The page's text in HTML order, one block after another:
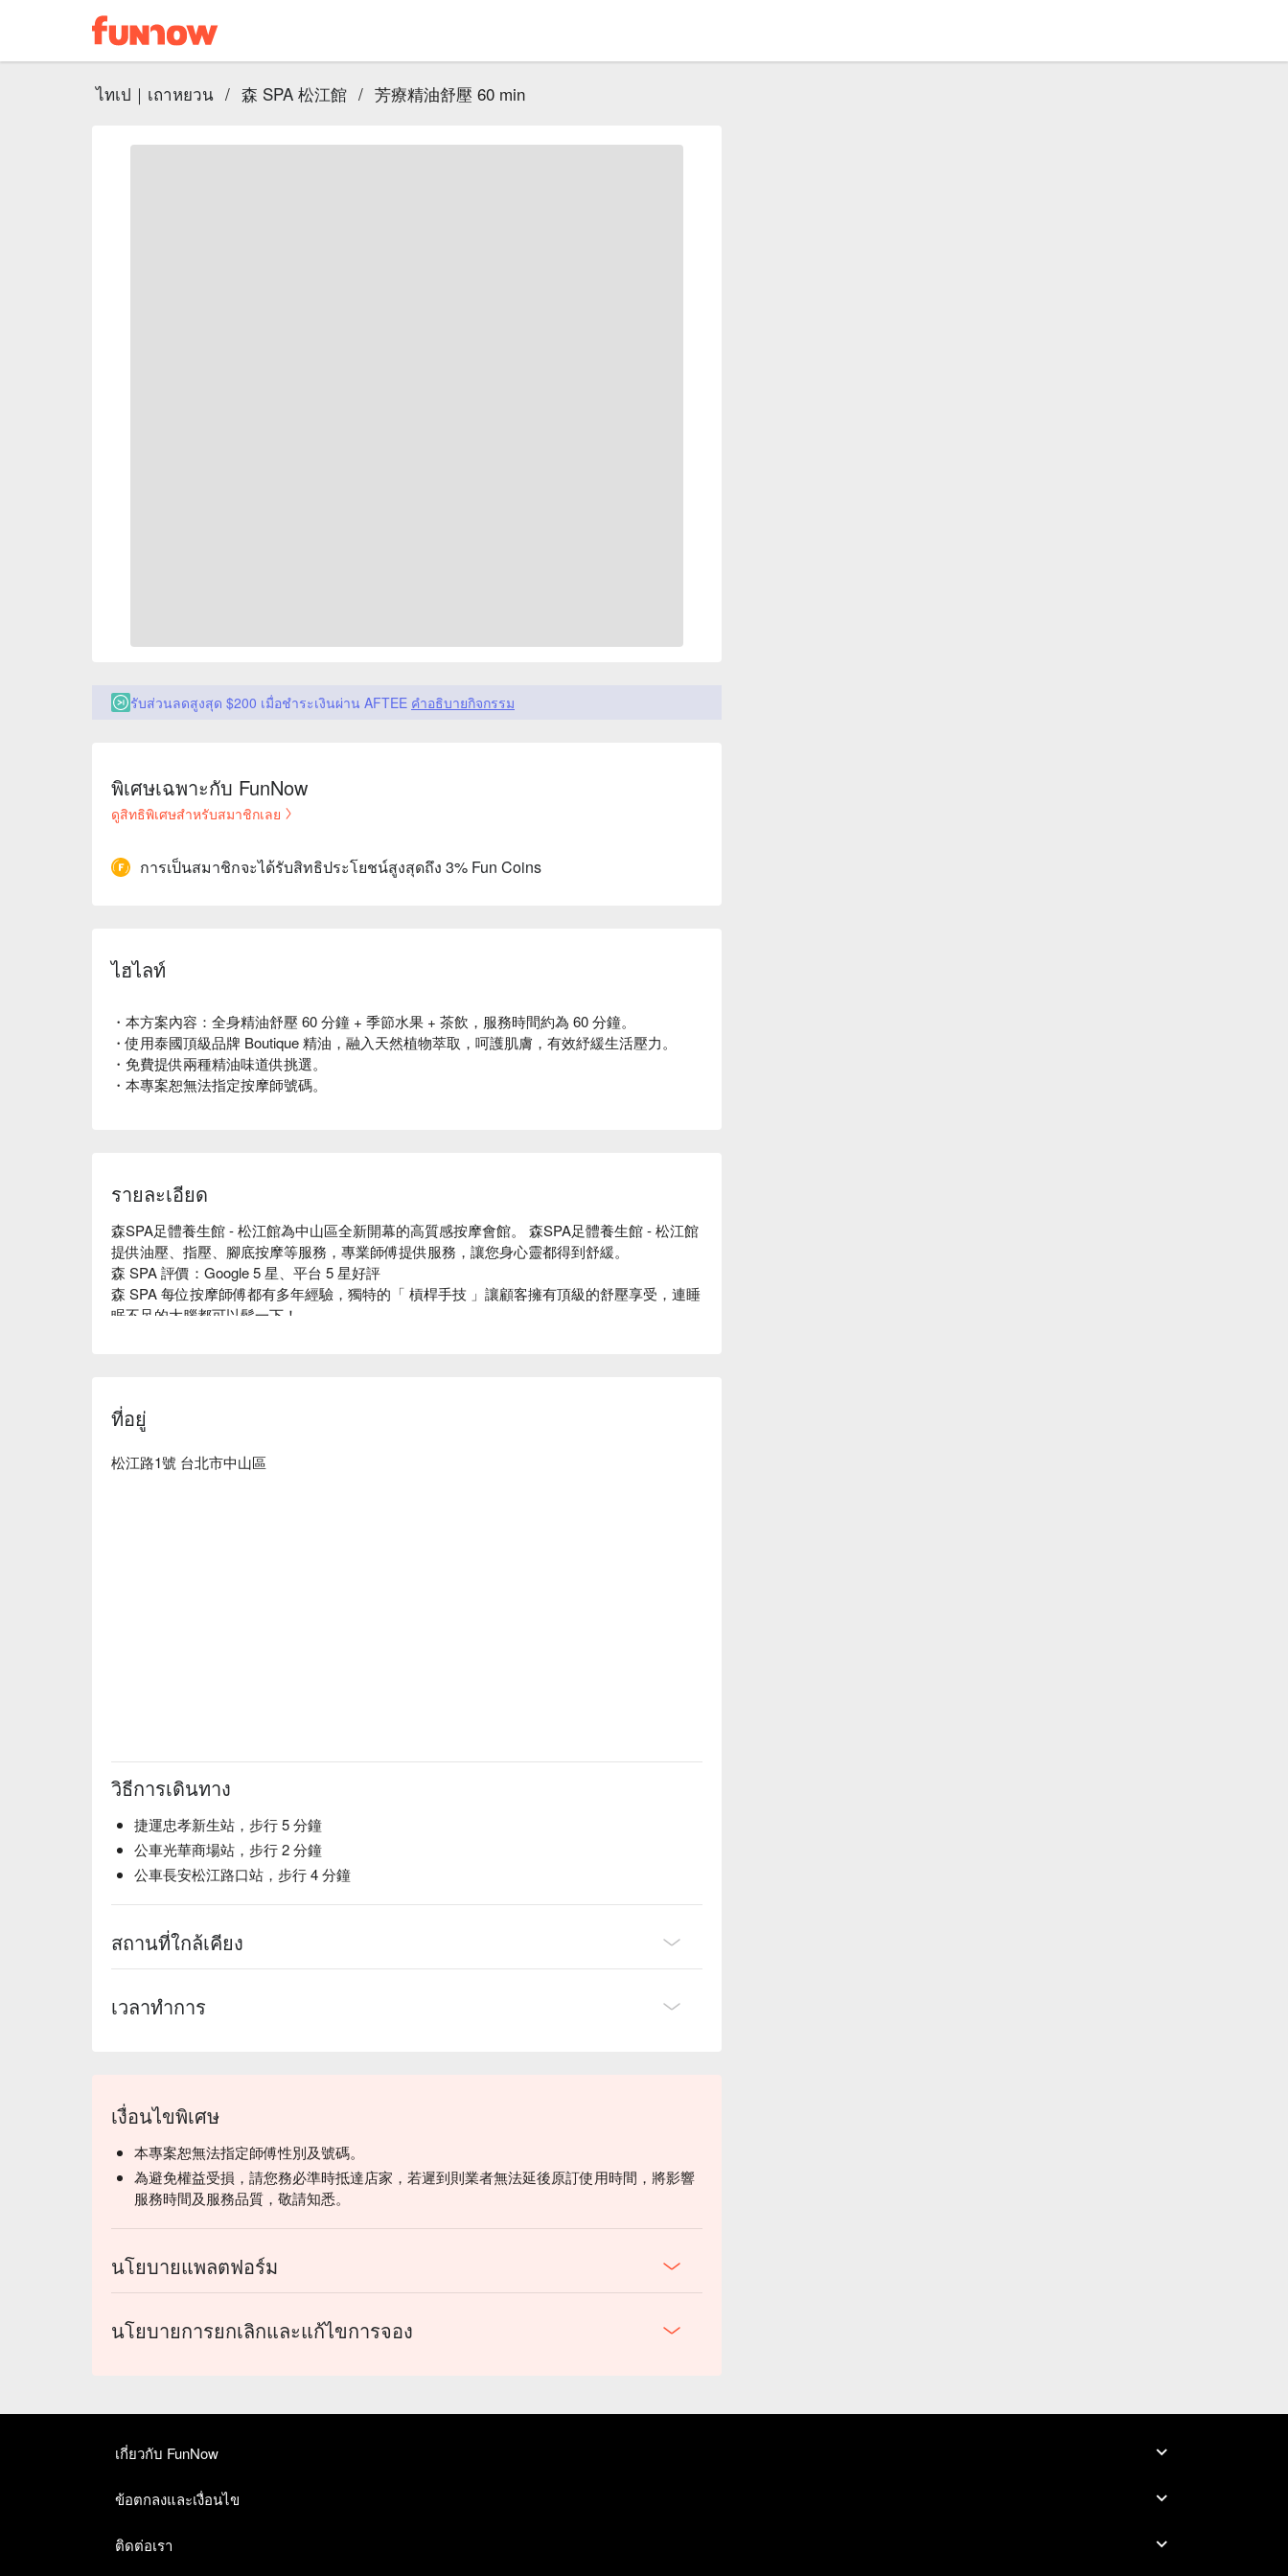
ไทเป｜เถาหยวน / 森 SPA 松江館 / 芳療精油舒壓 60 min
รับส่วนลดสูงสุด $200 เมื่อชำระเงินผ่าน AFTEE คำอธิบายกิจกรรม
พิเศษเฉพาะกับ FunNow
ดูสิทธิพิเศษสำหรับสมาชิกเลย
การเป็นสมาชิกจะได้รับสิทธิประโยชน์สูงสุดถึง 3% Fun Coins
ไฮไลท์
・本方案內容：全身精油舒壓 60 分鐘 + 季節水果 + 茶飲，服務時間約為 60 分鐘。
・使用泰國頂級品牌 Boutique 精油，融入天然植物萃取，呵護肌膚，有效紓緩生活壓力。
・免費提供兩種精油味道供挑選。
・本專案恕無法指定按摩師號碼。
รายละเอียด
森SPA足體養生館 - 松江館為中山區全新開幕的高質感按摩會館。 森SPA足體養生館 - 松江館
提供油壓、指壓、腳底按摩等服務，專業師傅提供服務，讓您身心靈都得到舒緩。
森 SPA 評價：Google 5 星、平台 5 星好評
森 SPA 每位按摩師傅都有多年經驗，獨特的「 槓桿手技 」讓顧客擁有頂級的舒壓享受，連睡
眠不足的大腦都可以鬆一下！
ที่อยู่
松江路1號 台北市中山區
วิธีการเดินทาง
捷運忠孝新生站，步行 5 分鐘
公車光華商場站，步行 2 分鐘
公車長安松江路口站，步行 4 分鐘
สถานที่ใกล้เคียง
เวลาทำการ
เงื่อนไขพิเศษ
本專案恕無法指定師傅性別及號碼。
為避免權益受損，請您務必準時抵達店家，若遲到則業者無法延後原訂使用時間，將影響
服務時間及服務品質，敬請知悉。
นโยบายแพลตฟอร์ม
นโยบายการยกเลิกและแก้ไขการจอง
เกี่ยวกับ FunNow
ข้อตกลงและเงื่อนไข
ติดต่อเรา